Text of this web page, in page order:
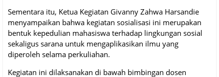
Sementara itu, Ketua Kegiatan Givanny Zahwa Harsandie
menyampaikan bahwa kegiatan sosialisasi ini merupakan
bentuk kepedulian mahasiswa terhadap lingkungan sosial
sekaligus sarana untuk mengaplikasikan ilmu yang
diperoleh selama perkuliahan.
Kegiatan ini dilaksanakan di bawah bimbingan dosen